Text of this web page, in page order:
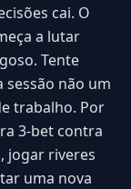
cai. O
a lutar
Tente
sessão não um
trabalho. Por
3-bet contra
jogar riveres
uma nova